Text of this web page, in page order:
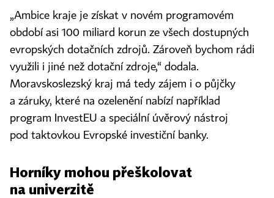
„Ambice kraje je získat v novém programovém
období asi 100 miliard korun ze všech dostupných
evropských dotačních zdrojů. Zároveň bychom rádi
využili i jiné než dotační zdroje,“ dodala.
Moravskoslezský kraj má tedy zájem i o půjčky
a záruky, které na ozelenění nabízí například
program InvestEU a speciální úvěrový nástroj
pod taktovkou Evropské investiční banky.
Horníky mohou přeškolovat
na univerzitě